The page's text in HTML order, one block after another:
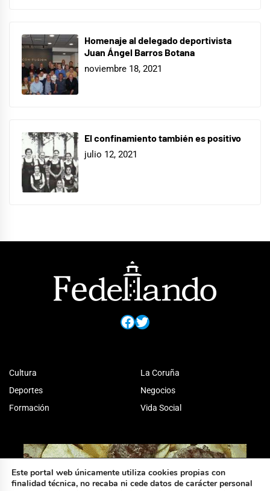
Homenaje al delegado deportivista
Juan Ángel Barros Botana
noviembre 18, 2021
El confinamiento también es positivo
julio 12, 2021
Facebook
Twitter
Cultura
Deportes
Formación
La Coruña
Negocios
Vida Social
Este portal web únicamente utiliza cookies propias con
finalidad técnica, no recaba ni cede datos de carácter personal